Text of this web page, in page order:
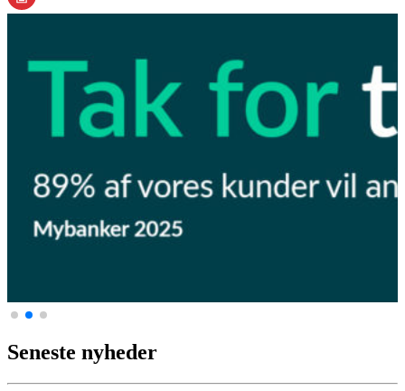
Seneste nyheder